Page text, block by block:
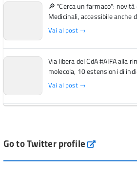
🔎 "Cerca un farmaco": novità
Medicinali, accessibile anche
Vai al post →
Via libera del CdA #AIFA alla
molecola, 10 estensioni di
Vai al post →
Vai al post →
Go to Twitter profile aifa_ufficiale